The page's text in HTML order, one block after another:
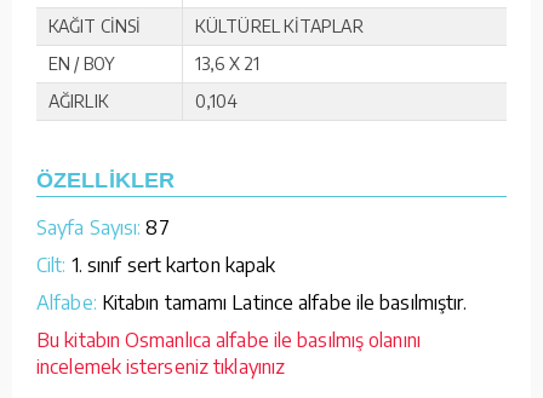
KAĞIT CİNSİ
KÜLTÜREL KİTAPLAR
EN / BOY
13,6 X 21
AĞIRLIK
0,104
ÖZELLİKLER
Sayfa Sayısı: 87
Cilt: 1. sınıf sert karton kapak
Alfabe: Kitabın tamamı Latince alfabe ile basılmıştır.
Bu kitabın Osmanlıca alfabe ile basılmış olanını
incelemek isterseniz tıklayınız